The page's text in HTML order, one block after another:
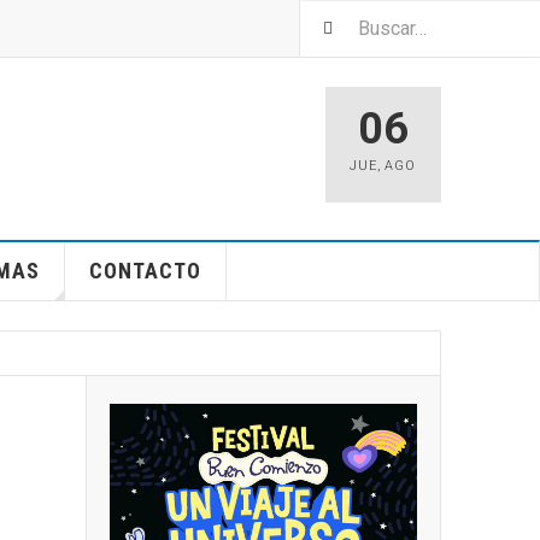
06
JUE,AGO
CONTACTO